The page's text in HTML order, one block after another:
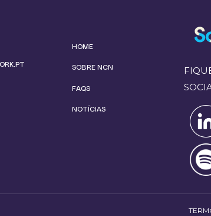
HOME
SOBRE NCN
FAQS
NOTÍCIAS